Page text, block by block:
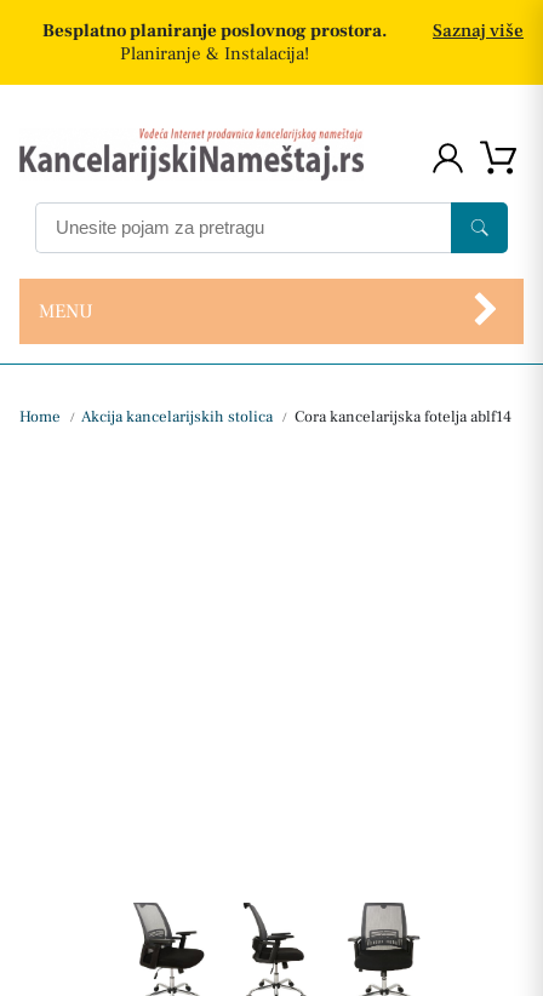
Besplatno planiranje poslovnog prostora.
Planiranje & Instalacija!
Saznaj više
MENU
Home / Akcija kancelarijskih stolica / Cora kancelarijska fotelja ablf14